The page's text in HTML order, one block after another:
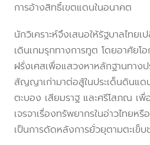
การอ้างสิทธิ์เขตแดนในอนาคต
นักวิเคราะห์จึงเสนอให้รัฐบาลไทย
เดินเกมรุกทางการทูต โดยอาศัยโ
ฝรั่งเศสเพื่อแสวงหาหลักฐานทาง
สัญญาเก่ามาต่อสู้ในประเด็นดินแด
ตะบอง เสียมราฐ และศรีโสภณ เพื่
เจรจาเรื่องทรัพยากรในอ่าวไทยห
เป็นการดัดหลังการยั่วยุตามตะเข็